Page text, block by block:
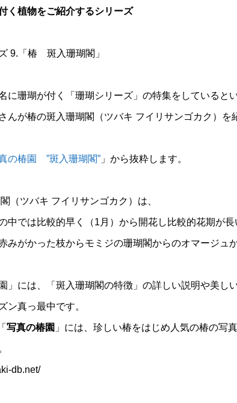
く植物をご紹介するシリーズ
9.「椿 斑入珊瑚閣」
に珊瑚が付く「珊瑚シリーズ」の特集をしていると
んが椿の斑入珊瑚閣（ツバキ フイリサンゴカク）を
真の椿園 ”斑入珊瑚閣” 」から抜粋します。
（ツバキ フイリサンゴカク）は、
中では比較的早く（1月）から開花し比較的花期が長
みがかった枝からモミジの珊瑚閣からのオマージュ
」には、「斑入珊瑚閣の特徴」の詳しい説明や美し
ン真っ最中です。
写真の椿園 」には、珍しい椿をはじめ人気の椿の写
db.net/